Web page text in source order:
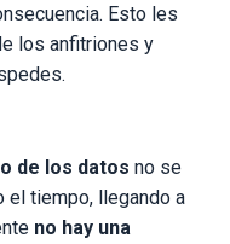
Esto les
los anfitriones y
de los datos no se
el tiempo, llegando a
no hay una